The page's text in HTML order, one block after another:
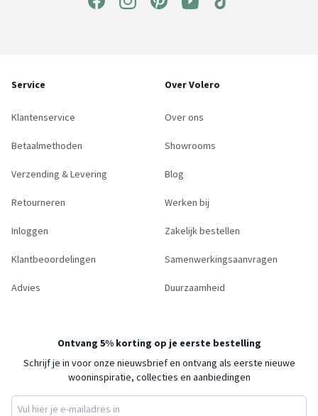
Service
Klantenservice
Betaalmethoden
Verzending & Levering
Retourneren
Inloggen
Klantbeoordelingen
Advies
Over Volero
Over ons
Showrooms
Blog
Werken bij
Zakelijk bestellen
Samenwerkingsaanvragen
Duurzaamheid
Ontvang 5% korting op je eerste bestelling
Schrijf je in voor onze nieuwsbrief en ontvang als eerste nieuwe
wooninspiratie, collecties en aanbiedingen